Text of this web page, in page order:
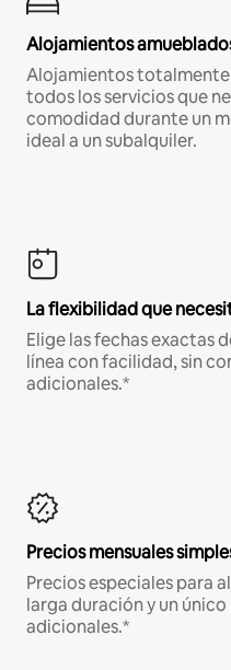
Alojamientos
Alojamientos
todos los servicios que
comodidad durante un
ideal a un subalquiler.
La flexibilidad que
Elige las fechas exactas
línea con facilidad, sin
adicionales.*
Precios mensuales
Precios especiales para
larga duración y un
adicionales.*